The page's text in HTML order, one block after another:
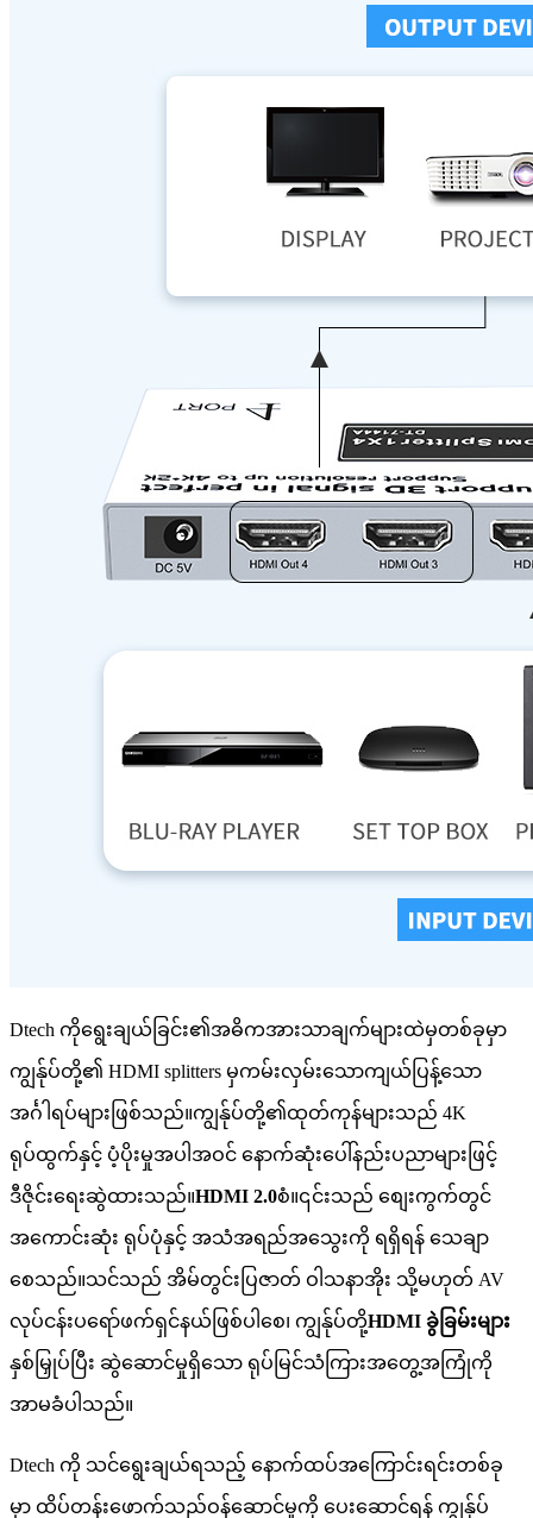
Dtech ကိုရွေးချယ်ခြင်း၏အဓိကအားသာချက်များထဲမှတစ်ခုမှာ
ကျွန်ုပ်တို့၏ HDMI splitters မှကမ်းလှမ်းသောကျယ်ပြန့်သော
အင်္ဂါရပ်များဖြစ်သည်။ကျွန်ုပ်တို့၏ထုတ်ကုန်များသည် 4K
ရုပ်ထွက်နှင့် ပံ့ပိုးမှုအပါအဝင် နောက်ဆုံးပေါ်နည်းပညာများဖြင့်
ဒီဇိုင်းရေးဆွဲထားသည်။HDMI 2.0စံ။၎င်းသည် စျေးကွက်တွင်
အကောင်းဆုံး ရုပ်ပုံနှင့် အသံအရည်အသွေးကို ရရှိရန် သေချာ
စေသည်။သင်သည် အိမ်တွင်းပြဇာတ် ဝါသနာအိုး သို့မဟုတ် AV
လုပ်ငန်းပရော်ဖက်ရှင်နယ်ဖြစ်ပါစေ၊ ကျွန်ုပ်တို့HDMI ခွဲခြမ်းများ
နှစ်မြှုပ်ပြီး ဆွဲဆောင်မှုရှိသော ရုပ်မြင်သံကြားအတွေ့အကြုံကို
အာမခံပါသည်။
Dtech ကို သင်ရွေးချယ်ရသည့် နောက်ထပ်အကြောင်းရင်းတစ်ခု
မှာ ထိပ်တန်းဖောက်သည်ဝန်ဆောင်မှုကို ပေးဆောင်ရန် ကျွန်ုပ်